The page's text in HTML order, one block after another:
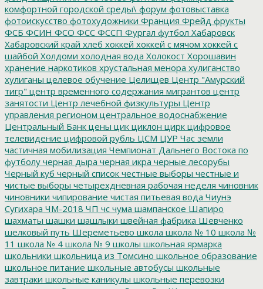
комфортной городской среды\ форум фотовыставка
фотоискусство фотохудожники Франция Фрейд фрукты
ФСБ ФСИН ФСО ФСС ФССП Фургал футбол Хабаровск
Хабаровский край хлеб хоккей хоккей с мячом хоккей с
шайбой Холдоми холодная вода Холокост Хорошавин
хранение наркотиков хрустальная менора хулиганство
хулиганы целевое обучение Целищев Центр "Амурский
тигр" центр временного содержания мигрантов центр
занятости Центр лечебной физкультуры Центр
управления регионом центральное водоснабжение
Центральный Банк цены цик циклон цирк цифровое
телевидение цифровой рубль ЦСМ ЦУР Час земли
частичная мобилизация Чемпионат Дальнего Востока по
футболу черная дыра черная икра черные лесорубы
Черный куб черный список честные выборы честные и
чистые выборы четырехдневная рабочая неделя чиновник
чиновники чипирование чистая питьевая вода Чиунэ
Сугихара ЧМ-2018 ЧП чс чума шампанское Шапиро
шахматы шашки шашлыки швейная фабрика Шевченко
шелковый путь Шереметьево школа школа № 10 школа №
11 школа № 4 школа № 9 школы школьная ярмарка
школьники школьница из Томсино школьное образование
школьное питание школьные автобусы школьные
завтраки школьные каникулы школьные перевозки